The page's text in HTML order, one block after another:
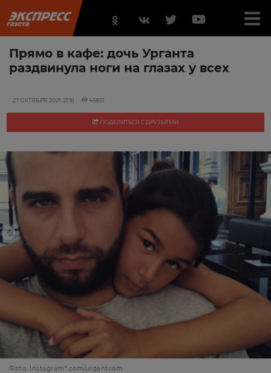
Прямо в кафе: дочь Урганта
раздвинула ноги на глазах у всех
27 ОКТЯБРЯ 2021, 21:18 46851
ПОДЕЛИТЬСЯ С ДРУЗЬЯМИ
Фото: Instagram*.com/urgantcom